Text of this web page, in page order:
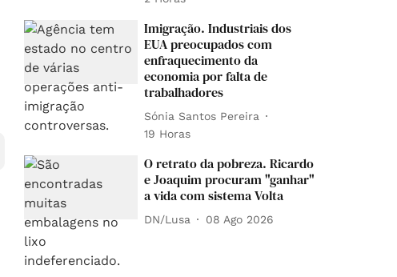
Imigração. Industriais dos
EUA preocupados com
enfraquecimento da
economia por falta de
trabalhadores
Sónia Santos Pereira
19 Horas
O retrato da pobreza. Ricardo
e Joaquim procuram "ganhar"
a vida com sistema Volta
DN/Lusa 08 Ago 2026